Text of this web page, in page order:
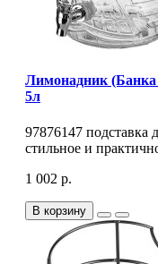
Лимонадник (Банка
5л
97876147
стильное и
1 002 р.
В корзину